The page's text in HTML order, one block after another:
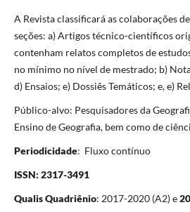
A Revista classificará as colaborações
seções: a) Artigos técnico-científicos
contenham relatos completos de
no mínimo no nível de mestrado; b)
d) Ensaios; e) Dossiês Temáticos; e, e)
Público-alvo: Pesquisadores da
Ensino de Geografia, bem como de
Periodicidade: Fluxo contínuo
ISSN: 2317-3491
Qualis Quadriênio: 2017-2020 (A2) e